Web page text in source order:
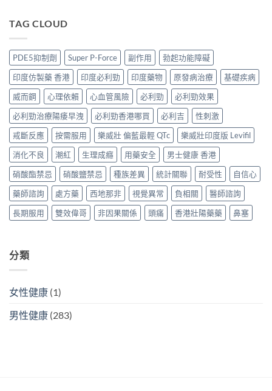
中
效
價
錢、
效
果
購
買
攻
略〉
中
買
2026
價
錢、
效
與
購
買
攻
略〉
中
錢
較：
Tadarise、
Tadacip、
Vidalista
款
最
抵？
香
港
購
買
攻
略〉
中
仿
VS
原
廠
藥：
效
果、
價
錢、
安
全
分
別
逐
個
睇
（2026
香
TAG CLOUD
PDE5抑制劑 Super P-Force 副作用
勃起功能障礙
印度仿製藥 香港
印度必利勁 印度藥物 原發病治療
基礎疾病
威而鋼
心理依賴 心血管風險 必利勁
必利勁效果
必利勁治療陽痿早洩
必利勁香港哪買 必利吉
性刺激
戒斷反應
按需服用 樂威壯 偏藍最輕 QTc
樂威壯印度版 Levifil
消化不良
潮紅 生理成癮 用藥安全
男士健康 香港
硝酸酯禁忌
硝酸鹽禁忌 種族差異 統計關聯 耐受性
自信心
藥師諮詢
處方藥 西地那非 視覺異常 負相關
醫師諮詢
長期服用
雙效偉哥 非因果關係 頭痛 香港壯陽藥藥 鼻塞
分類
女性健康 (1)
男性健康 (283)